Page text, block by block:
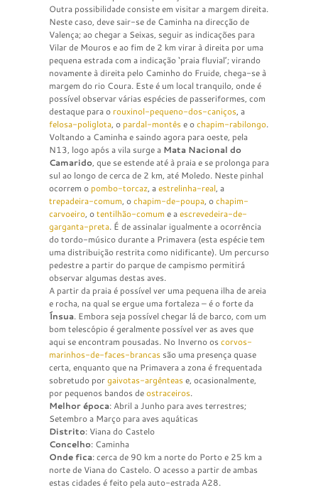
Outra possibilidade consiste em visitar a margem direita.
Neste caso, deve sair-se de Caminha na direcção de
Valença; ao chegar a Seixas, seguir as indicações para
Vilar de Mouros e ao fim de 2 km virar à direita por uma
pequena estrada com a indicação ‘praia fluvial’; virando
novamente à direita pelo Caminho do Fruide, chega-se à
margem do rio Coura. Este é um local tranquilo, onde é
possível observar várias espécies de passeriformes, com
destaque para o rouxinol-pequeno-dos-caniços, a
felosa-poliglota, o pardal-montêse ochapim-rabilongo.
Voltando a Caminha e saindo agora para oeste, pela
N13, logo após a vila surge a Mata Nacional do
Camarido, que se estende até à praia e se prolonga para
sul ao longo de cerca de 2 km, até Moledo. Neste pinhal
ocorrem o pombo-torcaz, aestrelinha-real, a
trepadeira-comum, ochapim-de-poupa, ochapim-
carvoeiro, otentilhão-comum e aescrevedeira-de-
garganta-preta. É de assinalar igualmente a ocorrência
do tordo-músico durante a Primavera (esta espécie tem
uma distribuição restrita como nidificante). Um percurso
pedestre a partir do parque de campismo permitirá
observar algumas destas aves.
A partir da praia é possível ver uma pequena ilha de areia
e rocha, na qual se ergue uma fortaleza – é o forte da
Ínsua. Embora seja possível chegar lá de barco, com um
bom telescópio é geralmente possível ver as aves que
aqui se encontram pousadas. No Inverno oscorvos-
marinhos-de-faces-brancas são uma presença quase
certa, enquanto que na Primavera a zona é frequentada
sobretudo porgaivotas-argêntease, ocasionalmente,
por pequenos bandos deostraceiros.
Melhor época: Abril a Junho para aves terrestres;
Setembro a Março para aves aquáticas
Distrito: Viana do Castelo
Concelho: Caminha
Onde fica: cerca de 90 km a norte do Porto e 25 km a
norte de Viana do Castelo. O acesso a partir de ambas
estas cidades é feito pela auto-estrada A28.